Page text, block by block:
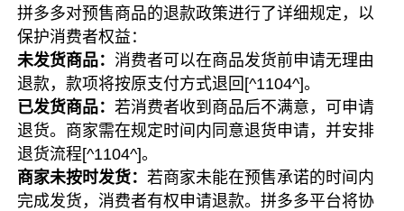
拼多多对预售商品的退款政策进行了详细规定，以
保护消费者权益：
未发货商品：消费者可以在商品发货前申请无理由
退款，款项将按原支付方式退回[^1104^]。
已发货商品：若消费者收到商品后不满意，可申请
退货。商家需在规定时间内同意退货申请，并安排
退货流程[^1104^]。
商家未按时发货：若商家未能在预售承诺的时间内
完成发货，消费者有权申请退款。拼多多平台将协